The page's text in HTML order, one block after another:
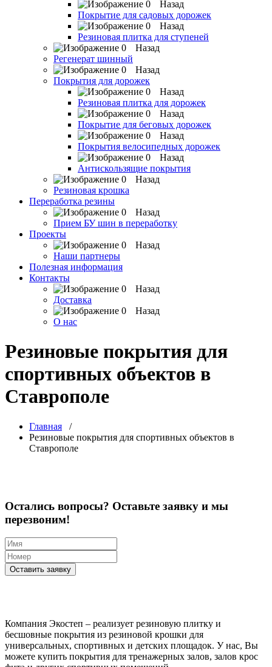
Назад
Покрытие для садовых дорожек
Назад
Резиновая плитка для ступеней
Назад
Регенерат шинный
Назад
Покрытия для дорожек
Назад
Резиновая плитка для дорожек
Назад
Покрытие для беговых дорожек
Назад
Покрытия велосипедных дорожек
Назад
Антискользящие покрытия
Назад
Резиновая крошка
Переработка резины
Назад
Прием БУ шин в переработку
Проекты
Назад
Наши партнеры
Полезная информация
Контакты
Назад
Доставка
Назад
О нас
Резиновые покрытия для
спортивных объектов в
Ставрополе
Главная /
Резиновые покрытия для спортивных объектов в
Ставрополе
Остались вопросы? Оставьте заявку и мы
перезвоним!
Оставить заявку
Компания Экостеп – реализует резиновую плитку и
бесшовные покрытия из резиновой крошки для
универсальных, спортивных и детских площадок. У нас, Вы
можете купить покрытия для тренажерных залов, залов крос